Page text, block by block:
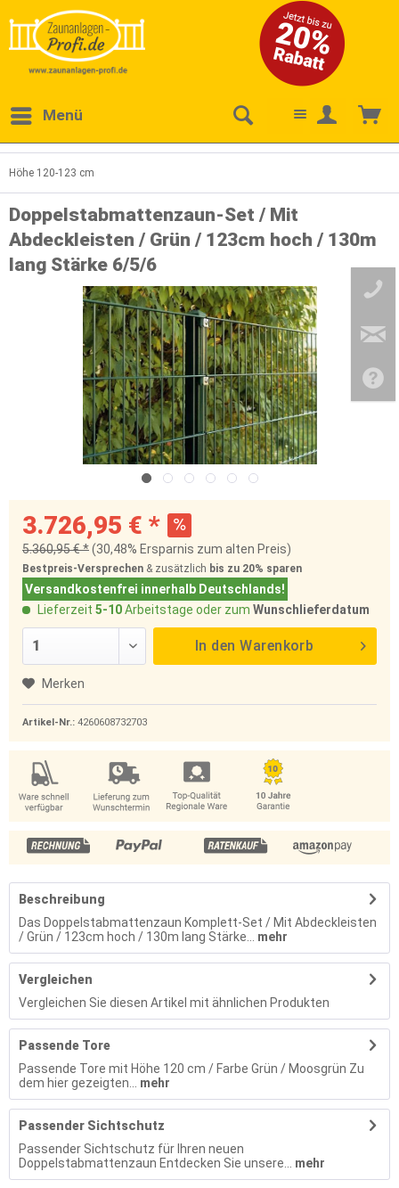
Menü
Höhe 120-123 cm
Doppelstabmattenzaun-Set / Mit
Abdeckleisten / Grün / 123cm hoch / 130m
lang Stärke 6/5/6
3.726,95 € *
5.360,95 € *(30,48% Ersparnis zum alten Preis)
Bestpreis-Versprechen & zusätzlich bis zu 20% sparen
Versandkostenfrei innerhalb Deutschlands!
Lieferzeit 5-10Arbeitstage oder zum Wunschlieferdatum
In den Warenkorb
Merken
Artikel-Nr.: 4260608732703
Beschreibung
Das Doppelstabmattenzaun Komplett-Set / Mit Abdeckleisten
/ Grün / 123cm hoch / 130m lang Stärke...
mehr
Vergleichen
Vergleichen Sie diesen Artikel mit ähnlichen Produkten
Passende Tore
Passende Tore mit Höhe 120 cm / Farbe Grün / Moosgrün Zu
dem hier gezeigten...
mehr
Passender Sichtschutz
Passender Sichtschutz für Ihren neuen
Doppelstabmattenzaun Entdecken Sie unsere...
mehr